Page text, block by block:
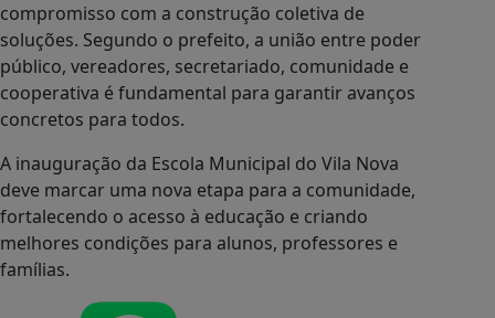
compromisso com a construção coletiva de
soluções. Segundo o prefeito, a união entre poder
público, vereadores, secretariado, comunidade e
cooperativa é fundamental para garantir avanços
concretos para todos.
A inauguração da Escola Municipal do Vila Nova
deve marcar uma nova etapa para a comunidade,
fortalecendo o acesso à educação e criando
melhores condições para alunos, professores e
famílias.